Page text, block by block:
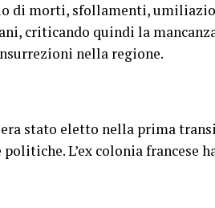
di morti, sfollamenti,
criticando quindi la
nella regione.
stato eletto nella prima
L’ex colonia francese